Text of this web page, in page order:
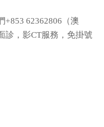
+853 62362806（澳
診，影CT服務，免掛號